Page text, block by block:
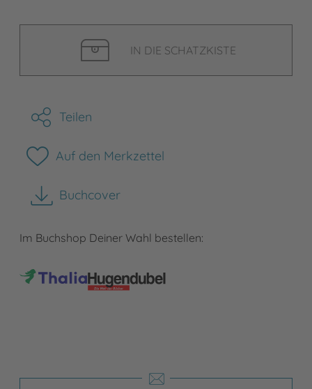
IN DIE SCHATZKISTE
Teilen
Auf den Merkzettel
Buchcover
herunterladen
Im Buchshop Deiner Wahl bestellen: